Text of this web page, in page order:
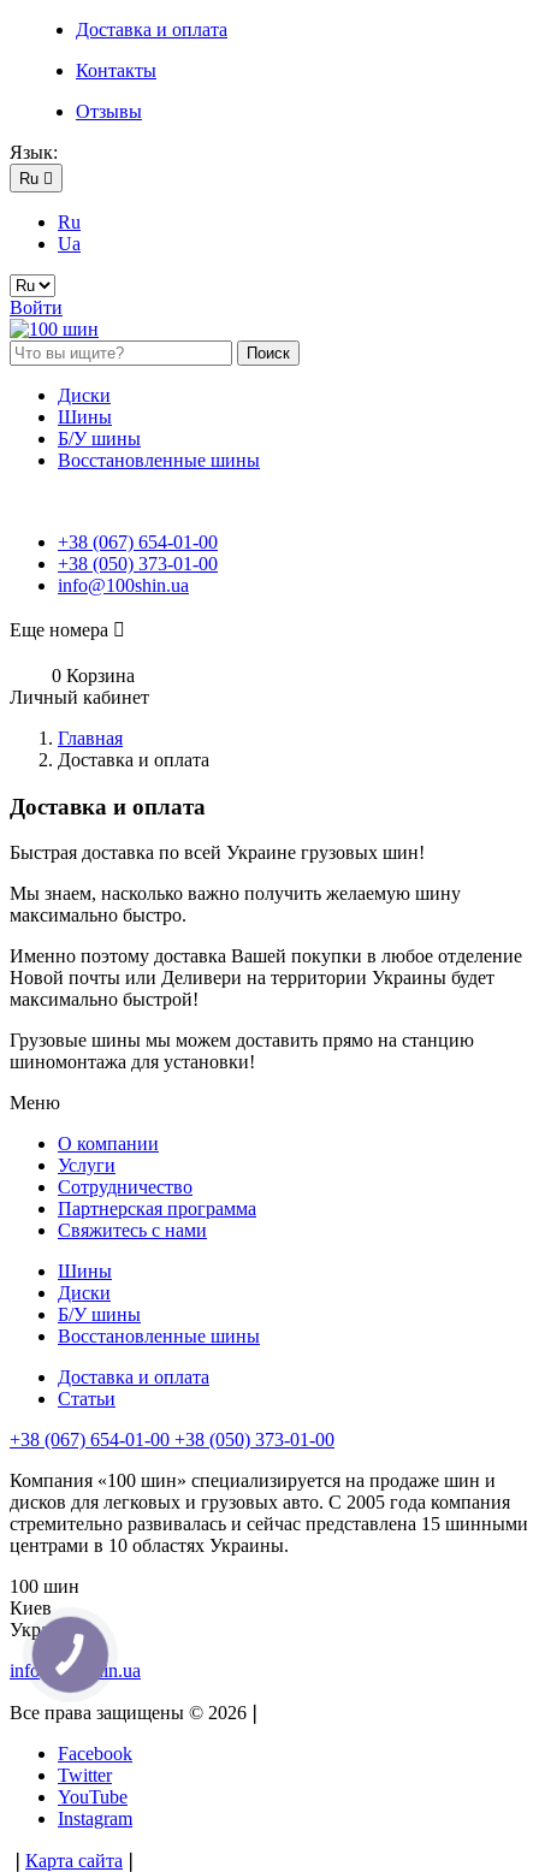
Доставка и оплата
Контакты
Отзывы
Язык:
Ru 
Ru
Ua
Войти
Поиск
Диски
Шины
Б/У шины
Восстановленные шины
+38 (067) 654-01-00
+38 (050) 373-01-00
info@100shin.ua
Еще номера 
0 Корзина
Личный кабинет
Главная
Доставка и оплата
Доставка и оплата
Быстрая доставка по всей Украине грузовых шин!
Мы знаем, насколько важно получить желаемую шину
максимально быстро.
Именно поэтому доставка Вашей покупки в любое отделение
Новой почты или Деливери на территории Украины будет
максимально быстрой!
Грузовые шины мы можем доставить прямо на станцию
шиномонтажа для установки!
Меню
О компании
Услуги
Сотрудничество
Партнерская программа
Свяжитесь с нами
Шины
Диски
Б/У шины
Восстановленные шины
Доставка и оплата
Статьи
+38 (067) 654-01-00 +38 (050) 373-01-00
Компания «100 шин» специализируется на продаже шин и
дисков для легковых и грузовых авто. С 2005 года компания
стремительно развивалась и сейчас представлена 15 шинными
центрами в 10 областях Украины.
100 шин
Киев
Украина
info@100shin.ua
Все права защищены © 2026
Facebook
Twitter
YouTube
Instagram
Карта сайта